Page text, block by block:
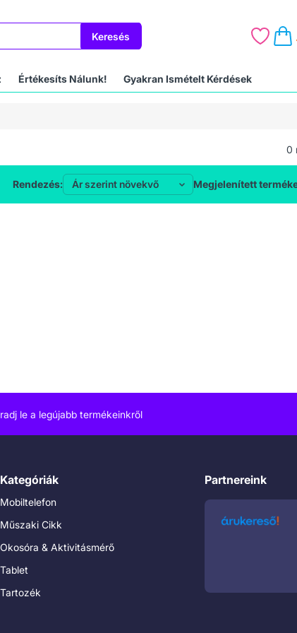
Keresés
Értékesíts Nálunk! Gyakran Ismételt Kérdések
0
Rendezés: Megjelenített
le a legújabb termékeinkről
Kategóriák
Mobiltelefon
Műszaki Cikk
Okosóra & Aktivitásmérő
Tablet
Tartozék
Partnereink